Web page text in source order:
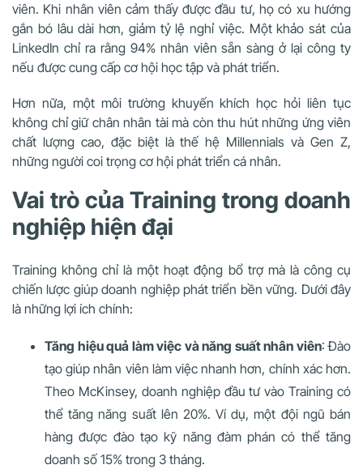
viên. Khi nhân viên cảm thấy được đầu tư, họ có xu hướng
gắn bó lâu dài hơn, giảm tỷ lệ nghỉ việc. Một khảo sát của
LinkedIn chỉ ra rằng 94% nhân viên sẵn sàng ở lại công ty
nếu được cung cấp cơ hội học tập và phát triển.
Hơn nữa, một môi trường khuyến khích học hỏi liên tục
không chỉ giữ chân nhân tài mà còn thu hút những ứng viên
chất lượng cao, đặc biệt là thế hệ Millennials và Gen Z,
những người coi trọng cơ hội phát triển cá nhân.
Vai trò của Training trong doanh
nghiệp hiện đại
Training không chỉ là một hoạt động bổ trợ mà là công cụ
chiến lược giúp doanh nghiệp phát triển bền vững. Dưới đây
là những lợi ích chính:
Tăng hiệu quả làm việc và năng suất nhân viên: Đào
tạo giúp nhân viên làm việc nhanh hơn, chính xác hơn.
Theo McKinsey, doanh nghiệp đầu tư vào Training có
thể tăng năng suất lên 20%. Ví dụ, một đội ngũ bán
hàng được đào tạo kỹ năng đàm phán có thể tăng
doanh số 15% trong 3 tháng.